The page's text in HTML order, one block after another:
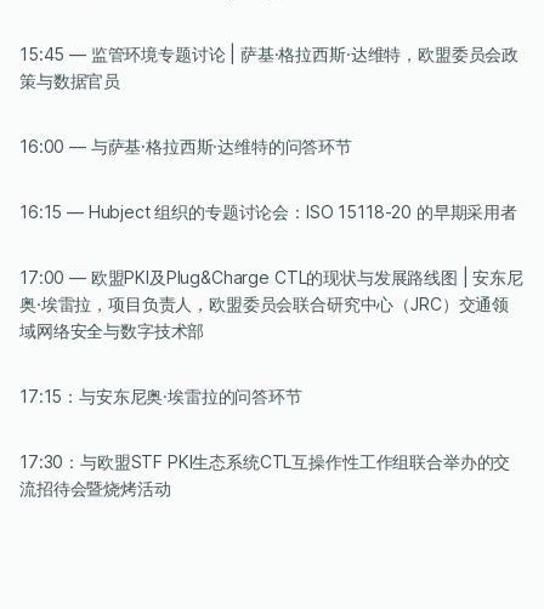
15:45 — 监管环境专题讨论 | 萨基·格拉西斯·达维特，欧盟委员会政
策与数据官员
16:00 — 与萨基·格拉西斯·达维特的问答环节
16:15 — Hubject 组织的专题讨论会：ISO 15118-20 的早期采用者
17:00 — 欧盟PKI及Plug&Charge CTL的现状与发展路线图 | 安东尼
奥·埃雷拉，项目负责人，欧盟委员会联合研究中心（JRC）交通领
域网络安全与数字技术部
17:15：与安东尼奥·埃雷拉的问答环节
17:30：与欧盟STF PKI生态系统CTL互操作性工作组联合举办的交
流招待会暨烧烤活动